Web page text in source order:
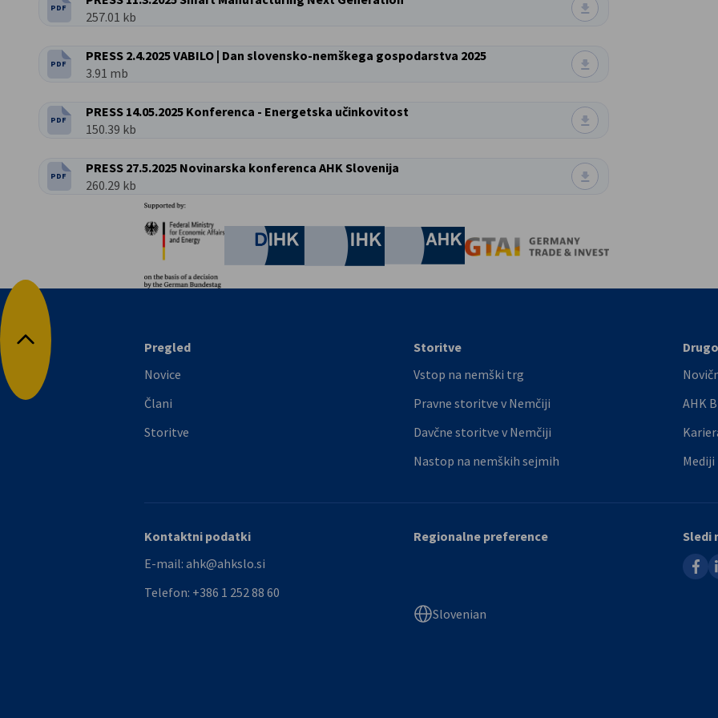
VRSTA DATOTEKE:
PDF
Velikost datoteke:
257.01 kb
VRSTA DATOTEKE:
PDF
PRESS 2.4.2025 VABILO | Dan slovensko-nemškega gospodarstva 2025
Velikost datoteke:
3.91 mb
VRSTA DATOTEKE:
PDF
PRESS 14.05.2025 Konferenca - Energetska učinkovitost
Velikost datoteke:
150.39 kb
VRSTA DATOTEKE:
PDF
PRESS 27.5.2025 Novinarska konferenca AHK Slovenija
Velikost datoteke:
260.29 kb
German Chamber of Commerce and Industry
Chamber of Commerce and Industry
AHK.de
Nazaj na vrh
Pregled
Novice
Člani
Storitve
Storitve
Vstop na nemški trg
Pravne storitve v Nemčiji
Davčne storitve v Nemčiji
Nastop na nemških sejmih
Drugo
AHK
Mediji
Kontaktni podatki
E-mail: ahk@ahkslo.si
Telefon: +386 1 252 88 60
Regionalne preference
Slovenian
Sledi